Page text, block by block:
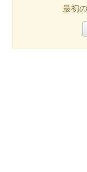
最初